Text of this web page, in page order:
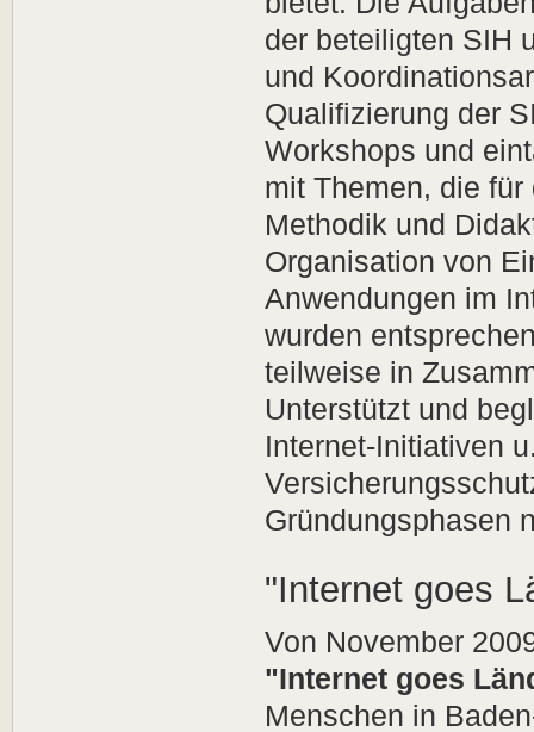
der beteiligten SIH
und
Qualifizierung der
Workshops und
mit Themen, die
Methodik und
Organisation von
Anwendungen im
wurden
teilweise in
Unterstützt und
Internet-Initiativen
Gründungsphasen
"Internet goes
Von November
"Internet goes
Menschen in